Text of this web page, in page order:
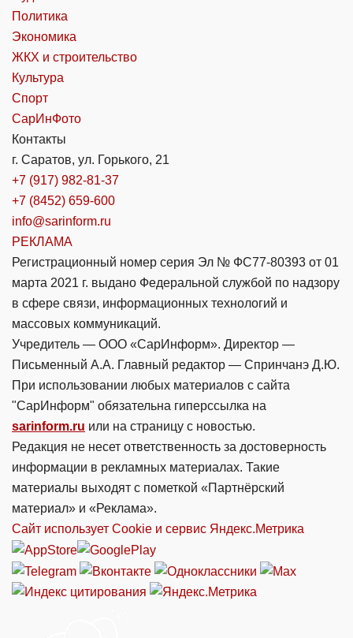
Политика
Экономика
ЖКХ и строительство
Культура
Спорт
СарИнФото
Контакты
г. Саратов, ул. Горького, 21
+7 (917) 982-81-37
+7 (8452) 659-600
info@sarinform.ru
РЕКЛАМА
Регистрационный номер серия Эл № ФС77-80393 от 01
марта 2021 г. выдано Федеральной службой по надзору
в сфере связи, информационных технологий и
массовых коммуникаций.
Учредитель — ООО «СарИнформ». Директор —
Письменный А.А. Главный редактор — Спринчанэ Д.Ю.
При использовании любых материалов с сайта
"СарИнформ" обязательна гиперссылка на
sarinform.ru или на страницу с новостью.
Редакция не несет ответственность за достоверность
информации в рекламных материалах. Такие
материалы выходят с пометкой «Партнёрский
материал» и «Реклама».
Сайт использует Cookie и сервиc Яндекс.Метрика